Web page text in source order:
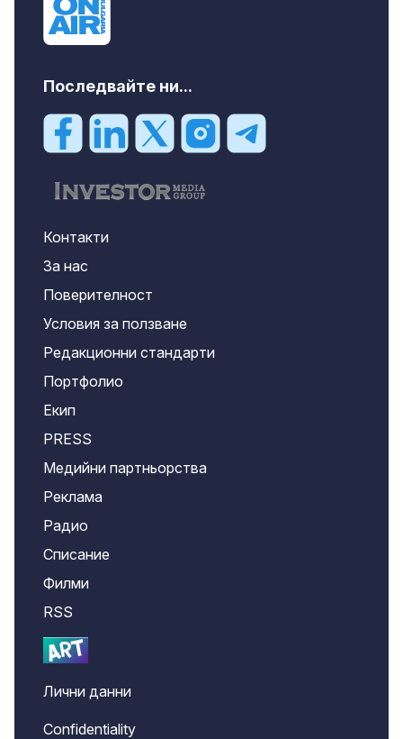
Последвайте ни...
Контакти
За нас
Поверителност
Условия за ползване
Редакционни стандарти
Портфолио
Екип
PRESS
Медийни партньорства
Реклама
Радио
Списание
Филми
RSS
Лични данни
Confidentiality